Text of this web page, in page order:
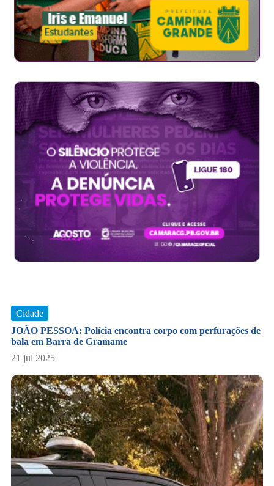
Cidade
JOÃO PESSOA: Polícia encontra corpo com perfurações de
bala em Barra de Gramame
21 jul 2025